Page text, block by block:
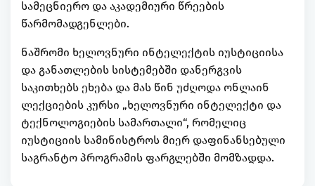
სამეცნიერო და აკადემიური წრეების
წარმომადგენლები.
ნაშრომი ხელოვნური ინტელექტის იუსტიციისა
და განათლების სისტემებში დანერგვის
საკითხებს ეხება და მას წინ უძღოდა ონლაინ
ლექციების კურსი „ხელოვნური ინტელექტი და
ტექნოლოგიების სამართალი“, რომელიც
იუსტიციის სამინისტროს მიერ დაფინანსებული
საგრანტო პროგრამის ფარგლებში მომზადდა.